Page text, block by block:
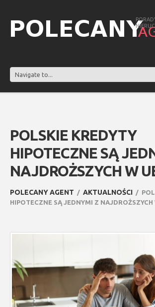
POLSKIE KREDYTY
HIPOTECZNE SĄ
NAJDROŻSZYCH W
POLECANY AGENT AKTUALNOŚCI
HIPOTECZNE SĄ JEDNYMI Z NAJDROŻSZYCH